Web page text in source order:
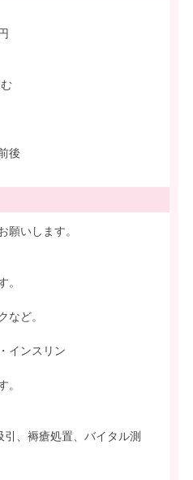
後
願いします。
。
など。
インスリン
。
、褥瘡処置、バイタル測